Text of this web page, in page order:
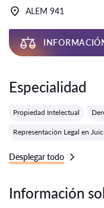
ALEM 941
Especialidad
Propiedad Intelectual
Representación Legal en
Desplegar todo
Información